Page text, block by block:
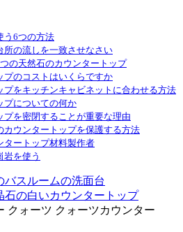
う6つの方法
所の流しを一致させなさい
の天然石のカウンタートップ
プのコストはいくらですか
プをキッチンキャビネットに合わせる方法
プについての何か
を密閉することが重要な理由
カウンタートップを保護する方法
タートップ材料製作者
岩を使う
バスルームの洗面台
石の白いカウンタートップ
クォーツ クォーツカウンター